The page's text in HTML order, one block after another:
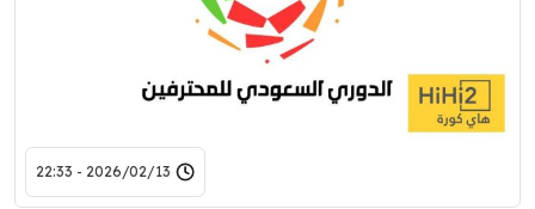
2026/02/13 - 22:33